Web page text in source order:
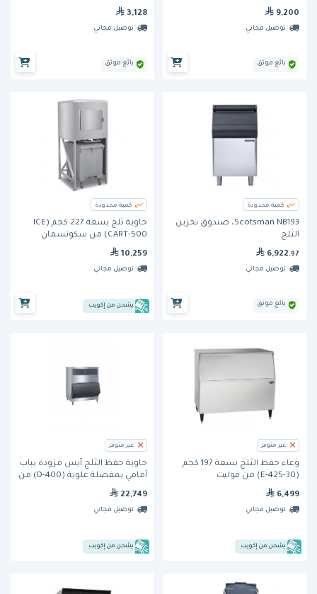
9,200
توصيل مجاني
بائع موثق
3,128
توصيل مجاني
بائع موثق
كمية محدودة
Scotsman NB193، صندوق تخزين
الثلج
6,922 .97
توصيل مجاني
بائع موثق
كمية محدودة
حاوية ثلج بسعة 227 كجم (ICE
CART-500) من سكوتسمان
10,259
توصيل مجاني
يشحن من إكويب
غير متوفر
وعاء حفظ الثلج بسعة 197 كجم
(E-425-30) من فوليت
6,499
توصيل مجاني
يشحن من إكويب
غير متوفر
حاوية حفظ الثلج آيس مزودة بباب
أمامي بمفصلة علوية (D-400) من
مانيتووك
22,749
توصيل مجاني
يشحن من إكويب